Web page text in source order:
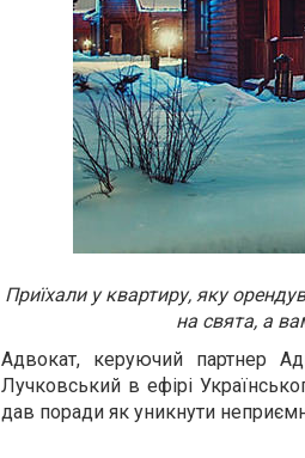
Приїхали у квартиру, яку
на свята, а
Адвокат, керуючий партнер
Лучковський в ефірі
дав поради як уникнути